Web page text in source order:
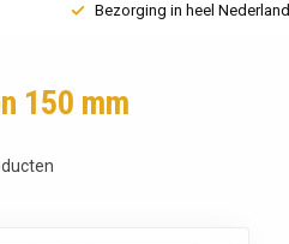
Bezorging in heel Nederland
150 mm